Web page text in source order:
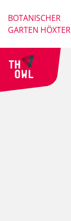
BOTANISCHER
GARTEN HÖXTER